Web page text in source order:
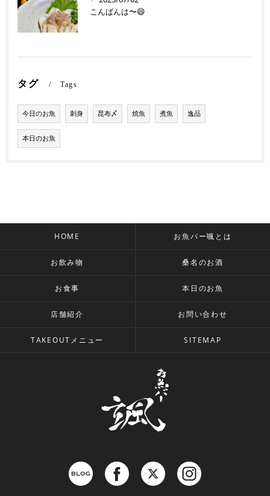
こんばんは〜😄
タグ Tags
今日のお魚 刺身 昆布〆 焼魚 煮魚 逸品
本日のお魚
HOME お魚バー颯とは
お飲み物 桑名のお酒
お食事 本日のお魚
店舗紹介 お問い合わせ
TAKEOUTメニュー SITEMAP